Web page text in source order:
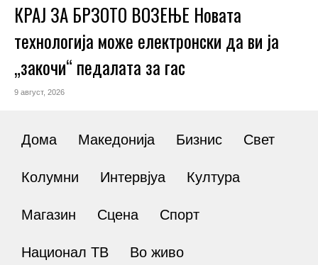
КРАЈ ЗА БРЗОТО ВОЗЕЊЕ Новата
технологија може електронски да ви ја
„закочи“ педалата за гас
9 август, 2026
Дома Македонија Бизнис Свет
Колумни Интервјуа Култура
Магазин Сцена Спорт
Национал ТВ Во живо